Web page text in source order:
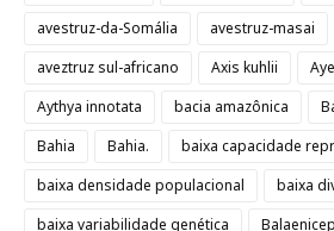
avestruz-da-Somália
avestruz-masai
aveztruz sul-africano
Axis kuhlii
Aythya innotata
bacia amazônica
Bahia
Bahia.
baixa capacidade
baixa densidade populacional
baixa
baixa variabilidade genética